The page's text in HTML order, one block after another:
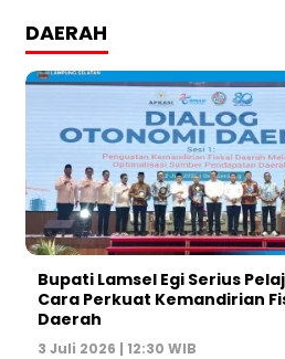
DAERAH
Bupati Lamsel Egi Serius
Cara Perkuat Kemandirian
Daerah
3 Juli 2026 | 12:30 WIB